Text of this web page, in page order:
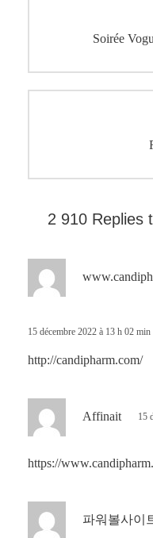
l’article
Previous
Soirée
2 910 Replies
15 décembre 2022 à 13 h 02 min
http://candipharm.com/
Affinait 15
https://
파워볼사이